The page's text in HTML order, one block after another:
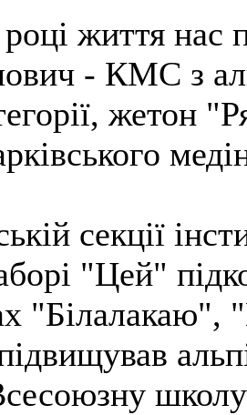
життя нас
- КМС з
жетон
секції
"Цей"
"Білалакаю",